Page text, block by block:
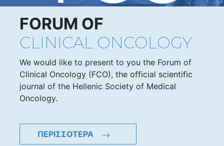
FORUM OF
CLINICAL ONCOLOGY
We would like to present to you the Forum of
Clinical Oncology (FCO), the official scientific
journal of the Hellenic Society of Medical
Oncology.
ΠΕΡΙΣΣΟΤΕΡΑ